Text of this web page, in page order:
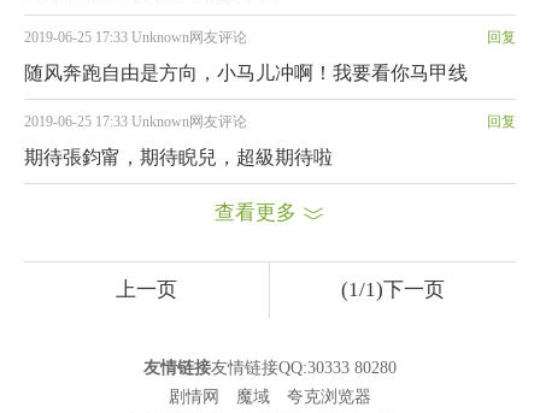
2019-06-25 17:33 Unknown网友评论 回复
随风奔跑自由是方向，小马儿冲啊！我要看你马甲线
2019-06-25 17:33 Unknown网友评论 回复
期待張鈞甯，期待睨兒，超級期待啦
查看更多
上一页 (1/1)下一页
友情链接友情链接QQ:30333 80280
剧情网
魔域
夸克浏览器